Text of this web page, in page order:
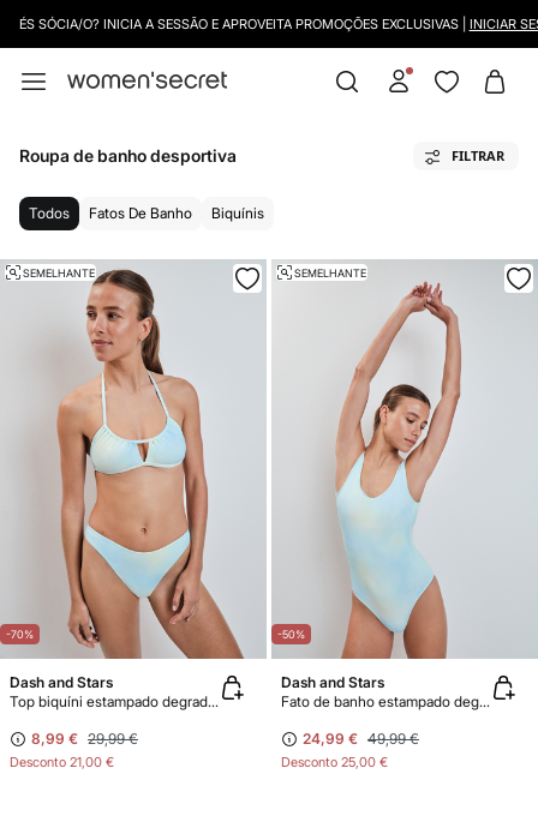
ÉS SÓCIA/O? INICIA A SESSÃO E APROVEITA PROMOÇÕES EXCLUSIVAS |INICIAR
Roupa de banho desportiva FILTRAR
Todos Fatos De Banho Biquínis
-70%
SEMELHANTE
Dash and Stars
Top biquíni estampado degradê QUICK DRY
8,99 € 29,99 €
Desconto 21,00 €
-50%
SEMELHANTE
Dash and Stars
Fato de banho estampado degradê QUICK DRY
24,99 € 49,99 €
Desconto 25,00 €